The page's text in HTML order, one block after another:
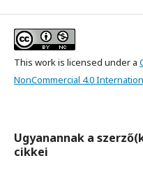
This work is licensed under a
NonCommercial 4.0
Ugyanannak a
cikkei